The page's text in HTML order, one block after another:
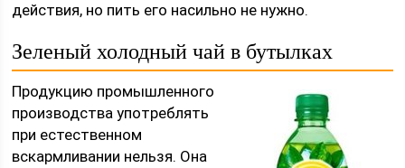
действия, но пить его насильно не нужно.
Зеленый холодный чай в бутылках
Продукцию промышленного
производства употреблять
при естественном
вскармливании нельзя. Она